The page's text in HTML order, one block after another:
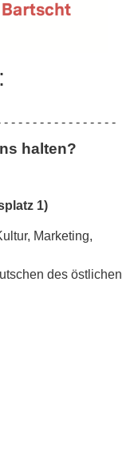
- - - - - - - - - - - - - - -
halten?
1)
Marketing,
des östlichen